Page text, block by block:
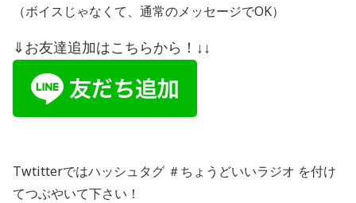
（ボイスじゃなくて、通常のメッセージでOK）
⇓お友達追加はこちらから！↓↓
Twtitterではハッシュタグ ＃ちょうどいいラジオ を付け
てつぶやいて下さい！